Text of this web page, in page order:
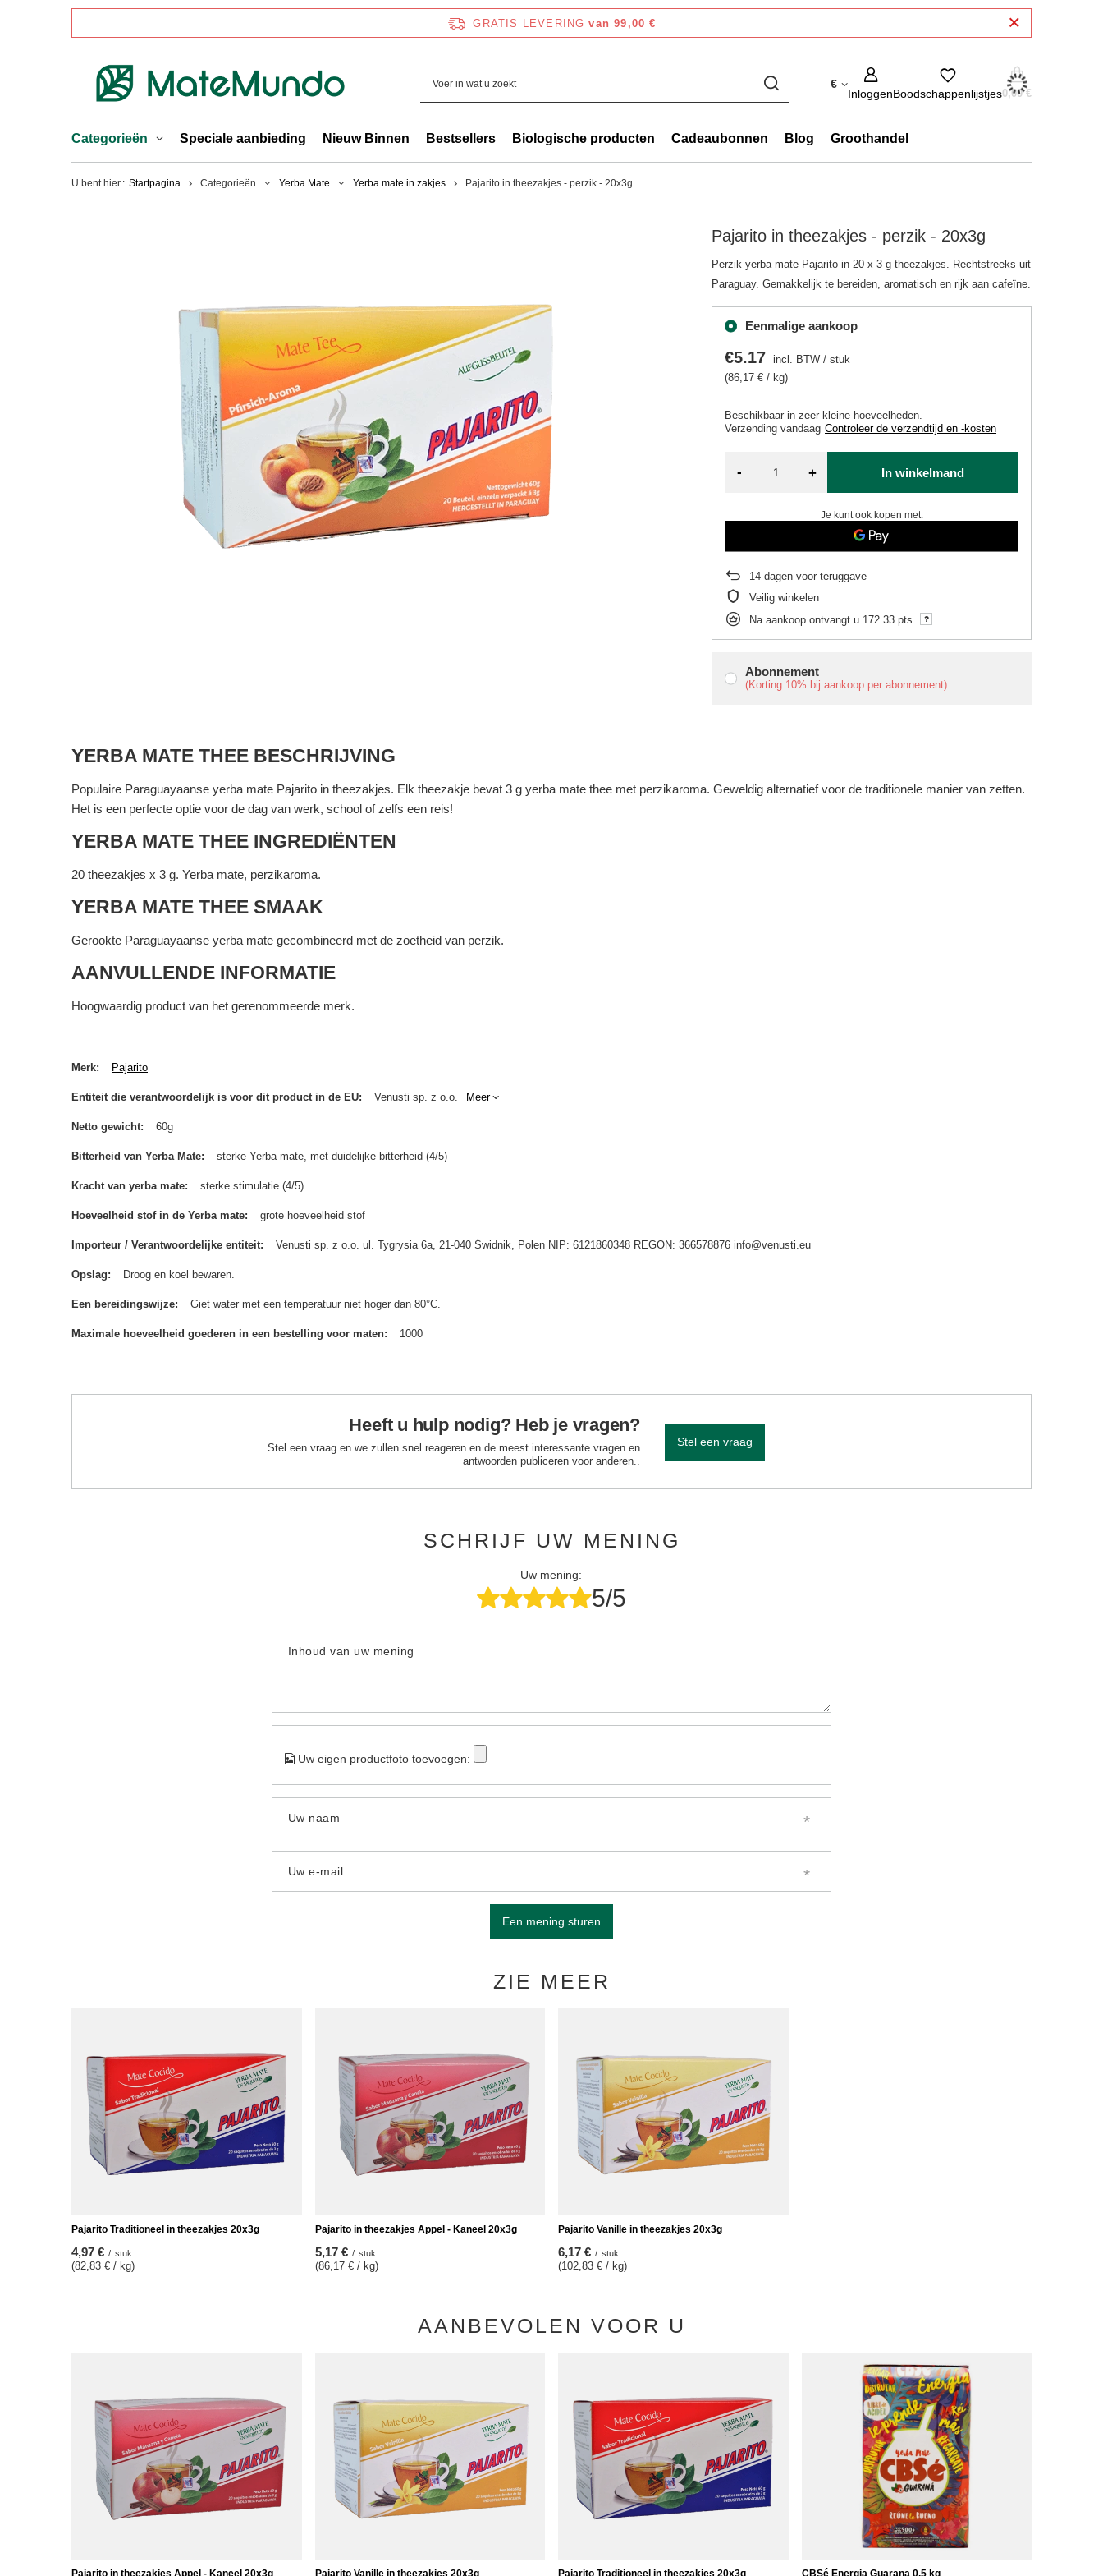
GRATIS LEVERING van 99,00 €
€
InloggenBoodschappenlijstjes0,00 €
Categorieën Speciale aanbieding Nieuw Binnen Bestsellers Biologische producten Cadeaubonnen Blog Groothandel
U bent hier.: Startpagina Categorieën Yerba Mate Yerba mate in zakjes Pajarito in theezakjes - perzik - 20x3g
Pajarito in theezakjes - perzik - 20x3g
Perzik yerba mate Pajarito in 20 x 3 g theezakjes. Rechtstreeks uit
Paraguay. Gemakkelijk te bereiden, aromatisch en rijk aan cafeïne.
Eenmalige aankoop
Abonnement
(Korting 10% bij aankoop per abonnement)
Beschikbaar in zeer kleine hoeveelheden
Verzendingvandaag Controleer de verzendtijd en -kosten
€5.17 incl. BTW /stuk
(86,17 € / kg)
- + In winkelmand
Je kunt ook kopen met:
14 dagen voor teruggave
Veilig winkelen
Na aankoop ontvangt u 172.33 pts.
YERBA MATE THEE BESCHRIJVING
Populaire Paraguayaanse yerba mate Pajarito in theezakjes. Elk theezakje bevat 3 g yerba mate thee met perzikaroma. Geweldig alternatief voor de traditionele manier van zetten.
Het is een perfecte optie voor de dag van werk, school of zelfs een reis!
YERBA MATE THEE INGREDIËNTEN
20 theezakjes x 3 g. Yerba mate, perzikaroma.
YERBA MATE THEE SMAAK
Gerookte Paraguayaanse yerba mate gecombineerd met de zoetheid van perzik.
AANVULLENDE INFORMATIE
Hoogwaardig product van het gerenommeerde merk.
Merk Pajarito
Entiteit die verantwoordelijk is voor dit product in de EU Venusti sp. z o.o. Meer
Netto gewicht 60g
Bitterheid van Yerba Mate sterke Yerba mate, met duidelijke bitterheid (4/5)
Kracht van yerba mate sterke stimulatie (4/5)
Hoeveelheid stof in de Yerba mate grote hoeveelheid stof
Importeur / Verantwoordelijke entiteit Venusti sp. z o.o. ul. Tygrysia 6a, 21-040 Świdnik, Polen NIP: 6121860348 REGON: 366578876 info@venusti.eu
Opslag Droog en koel bewaren.
Een bereidingswijze Giet water met een temperatuur niet hoger dan 80°C.
Maximale hoeveelheid goederen in een bestelling voor maten 1000
Heeft u hulp nodig? Heb je vragen?
Stel een vraag en we zullen snel reageren en de meest interessante vragen en
antwoorden publiceren voor anderen..
Stel een vraag
SCHRIJF UW MENING
Uw mening:
5/5
Inhoud van uw mening
Uw eigen productfoto toevoegen:
Uw naam
Uw e-mail
Een mening sturen
ZIE MEER
Pajarito Traditioneel in theezakjes 20x3g
4,97 € / stuk
(82,83 € / kg)
Pajarito in theezakjes Appel - Kaneel 20x3g
5,17 € / stuk
(86,17 € / kg)
Pajarito Vanille in theezakjes 20x3g
6,17 € / stuk
(102,83 € / kg)
AANBEVOLEN VOOR U
Pajarito in theezakjes Appel - Kaneel 20x3g Pajarito Vanille in theezakjes 20x3g Pajarito Traditioneel in theezakjes 20x3g CBSé Energia Guarana 0,5 kg